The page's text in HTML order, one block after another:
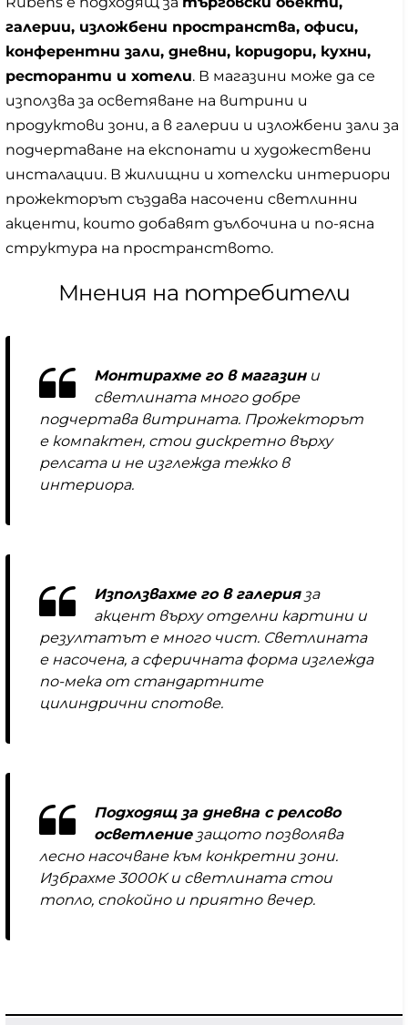
галерии, изложбени пространства, офиси,
конферентни зали, дневни, коридори, кухни,
ресторанти и хотели. В магазини може да се
използва за осветяване на витрини и
продуктови зони, а в галерии и изложбени зали за
подчертаване на експонати и художествени
инсталации. В жилищни и хотелски интериори
прожекторът създава насочени светлинни
акценти, които добавят дълбочина и по-ясна
структура на пространството.
Мнения на потребители
Монтирахме го в магазини
светлината много добре
подчертава витрината. Прожекторът
е компактен, стои дискретно върху
релсата и не изглежда тежко в
интериора.
Използвахме го в галерияза
акцент върху отделни картини и
резултатът е много чист. Светлината
е насочена, а сферичната форма изглежда
по-мека от стандартните
цилиндрични спотове.
Подходящ за дневна с релсово
осветлениезащото позволява
лесно насочване към конкретни зони.
Избрахме 3000K и светлината стои
топло, спокойно и приятно вечер.